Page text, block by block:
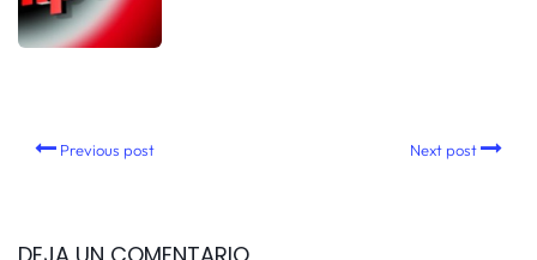
Previous post Next post